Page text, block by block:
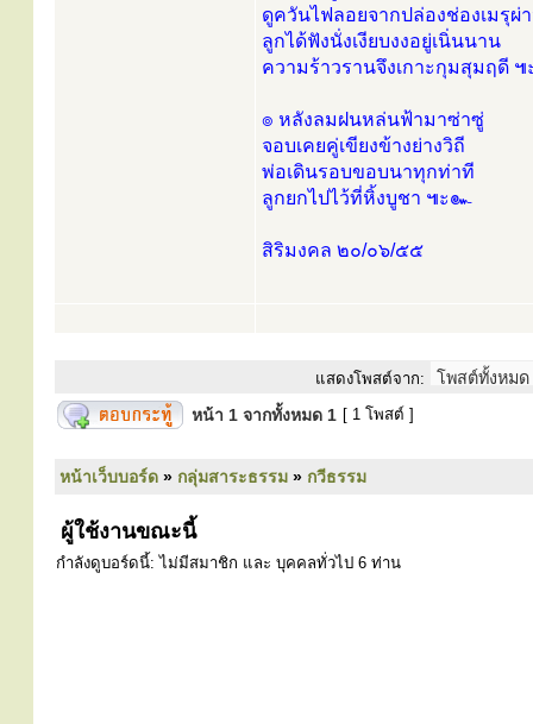
ดูควันไฟลอยจากปล่องช่องเมรุผ่
ลูกได้ฟังนั่งเงียบงงอยู่เนิ่นนาน
ความร้าวรานจึงเกาะกุมสุมฤดี
๏ หลังลมฝนหล่นฟ้ามาซ่าซู่
จอบเคยคู่เขียงข้างย่างวิถี
พ่อเดินรอบขอบนาทุกท่าที
ลูกยกไปไว้ที่หิ้งบูชา ๚ะ๛
สิริมงคล ๒๐/๐๖/๕๕
แสดงโพสต์จาก:
หน้า 1 จากทั้งหมด 1 [ 1 โพสต์ ]
หน้าเว็บบอร์ด » กลุ่มสาระธรรม » กวีธรรม
ผู้ใช้งานขณะนี้
กำลังดูบอร์ดนี้: ไม่มีสมาชิก และ บุคคลทั่วไป 6 ท่าน